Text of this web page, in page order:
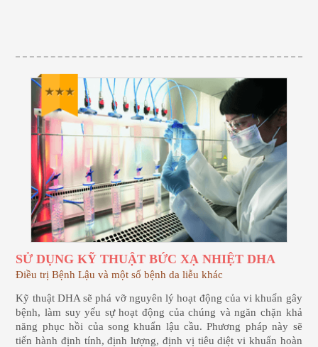
SỬ DỤNG KỸ THUẬT BỨC XẠ NHIỆT DHA
Điều trị Bệnh Lậu và một số bệnh da liễu khác
Kỹ thuật DHA sẽ phá vỡ nguyên lý hoạt động của vi khuẩn gây
bệnh, làm suy yếu sự hoạt động của chúng và ngăn chặn khả
năng phục hồi của song khuẩn lậu cầu. Phương pháp này sẽ
tiến hành định tính, định lượng, định vị tiêu diệt vi khuẩn hoàn